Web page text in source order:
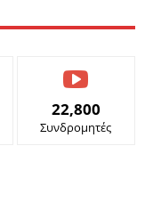
22,800
Συνδρομητές